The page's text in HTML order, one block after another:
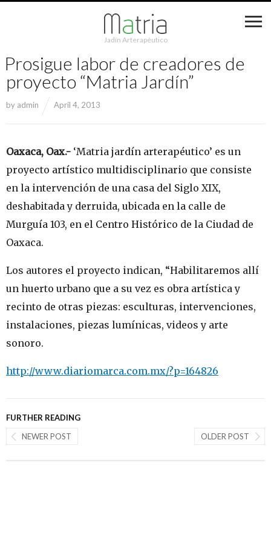
Jadín Arterapéutico
Prosigue labor de creadores de
proyecto “Matria Jardín”
by admin April 4, 2013
Oaxaca, Oax.- ‘Matria jardín arterapéutico’ es un
proyecto artístico multidisciplinario que consiste
en la intervención de una casa del Siglo XIX,
deshabitada y derruida, ubicada en la calle de
Murguía 103, en el Centro Histórico de la Ciudad de
Oaxaca.
Los autores el proyecto indican, “Habilitaremos allí
un huerto urbano que a su vez es obra artística y
recinto de otras piezas: esculturas, intervenciones,
instalaciones, piezas lumínicas, videos y arte
sonoro.
http://www.diariomarca.com.mx/?p=164826
FURTHER READING
OLDER POST
NEWER POST